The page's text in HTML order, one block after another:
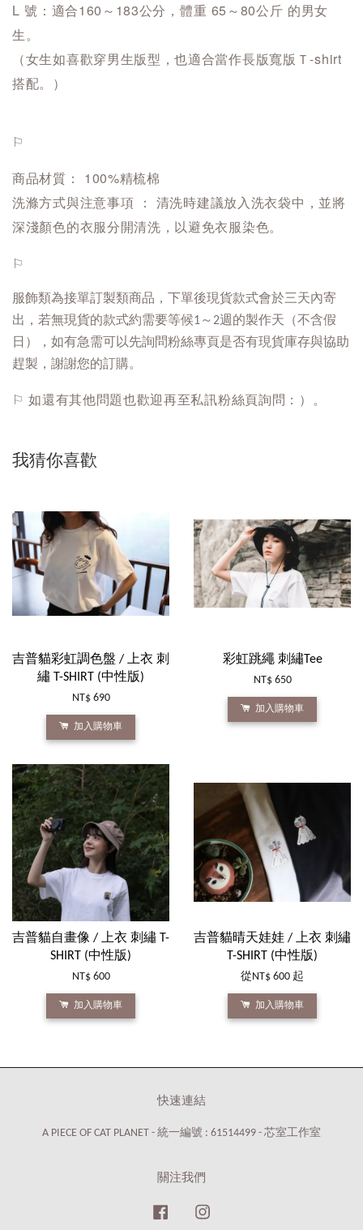
L 號：適合160～183公分，體重 65～80公斤 的男女
生。
（女生如喜歡穿男生版型，也適合當作長版寬版Ｔ-shirt
搭配。）
⚐
商品材質 ： 100%精梳棉
洗滌方式與注意事項 ： 清洗時建議放入洗衣袋中，並將
深淺顏色的衣服分開清洗，以避免衣服染色。
⚐
服飾類為接單訂製類商品，下單後現貨款式會於三天內寄
出，若無現貨的款式約需要等候1～2週的製作天（不含假
日），如有急需可以先詢問粉絲專頁是否有現貨庫存與協助
趕製，謝謝您的訂購。
⚐ 如還有其他問題也歡迎再至私訊粉絲頁詢問：）。
我猜你喜歡
吉普貓彩虹調色盤 / 上衣 刺
繡 T-SHIRT (中性版)
NT$ 690
加入購物車
彩虹跳繩 刺繡Tee
NT$ 650
加入購物車
吉普貓自畫像 / 上衣 刺繡 T-
SHIRT (中性版)
NT$ 600
加入購物車
吉普貓晴天娃娃 / 上衣 刺繡
T-SHIRT (中性版)
從 NT$ 600 起
加入購物車
快速連結
A PIECE OF CAT PLANET - 統一編號 : 61514499 - 芯室工作室
關注我們
Facebook